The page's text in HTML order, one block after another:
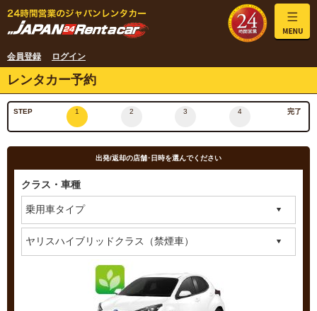
会員登録 ログイン
レンタカー予約
STEP 1 2 3 4 完了
出発/返却の店舗･日時を選んでください
クラス・車種